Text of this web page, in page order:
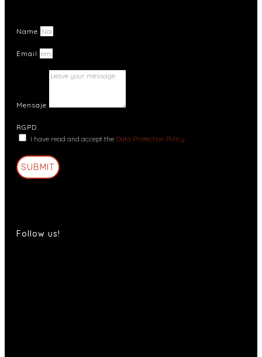
Name
Email
Mensaje
RGPD
I have read and accept the Data Protection Policy
SUBMIT
Follow us!